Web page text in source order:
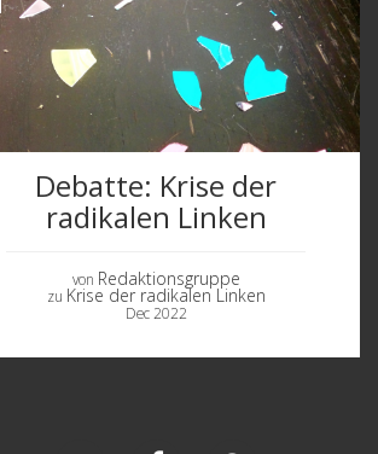
Debatte: Krise der
radikalen Linken
von Redaktionsgruppe
zu Krise der radikalen Linken
Dec 2022